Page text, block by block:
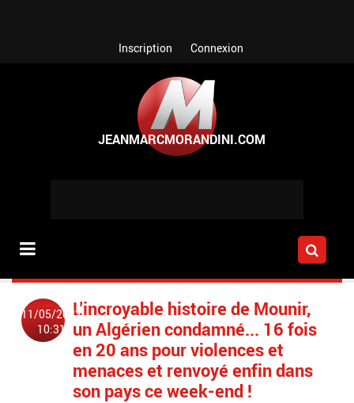
Inscription Connexion
11/05/2023
10:31
L'incroyable histoire de Mounir,
un Algérien condamné... 16 fois
en 20 ans pour violences et
menaces et renvoyé enfin dans
son pays ce week-end !